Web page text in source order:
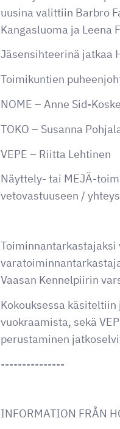
uusina valittiin Barbro
Kangasluoma ja Leena
Jäsensihteerinä jatkaa
Toimikuntien
NOME – Anne Sid-
TOKO – Susanna
VEPE – Riitta Lehtinen
Näyttely- tai MEJÄ-
vetovastuuseen /
Vaasan Kennelpiirin
Kokouksessa
vuokraamista, sekä
perustaminen
---------------
INFORMATION FRÅN